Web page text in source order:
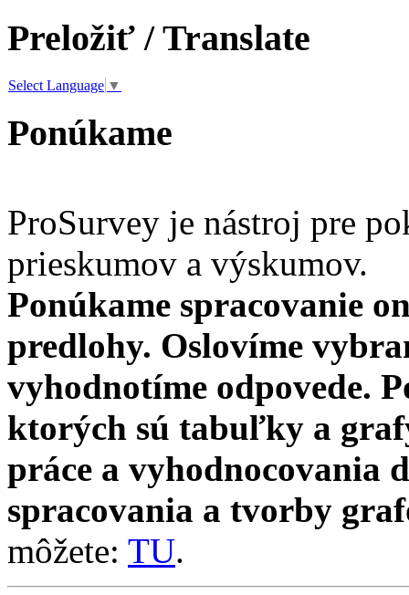
Preložiť / Translate
Select Language ▼
Ponúkame
ProSurvey je nástroj pre
prieskumov a výskumov.
Ponúkame spracovanie
predlohy. Oslovíme
vyhodnotíme odpovede.
ktorých sú tabuľky a
práce a vyhodnocovania
spracovania a tvorby
môžete: TU.